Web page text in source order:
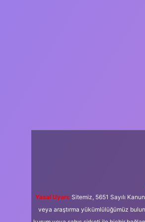
Yasal Uyarı: Sitemiz, 5651 Sayılı
veya araştırma yükümlülüğümüz